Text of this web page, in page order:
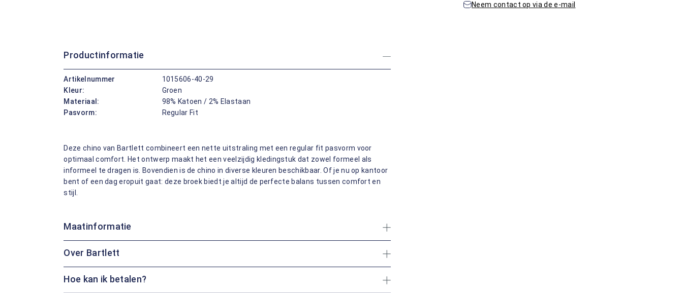
Neem contact op via de e-mail
Productinformatie
Artikelnummer
1015606-40-29
Kleur:
Groen
Materiaal:
98% Katoen / 2% Elastaan
Pasvorm:
Regular Fit
Deze chino van Bartlett combineert een nette uitstraling met een regular fit pasvorm voor
optimaal comfort. Het ontwerp maakt het een veelzijdig kledingstuk dat zowel formeel als
informeel te dragen is. Bovendien is de chino in diverse kleuren beschikbaar. Of je nu op kantoor
bent of een dag eropuit gaat: deze broek biedt je altijd de perfecte balans tussen comfort en
stijl.
Maatinformatie
Over Bartlett
Hoe kan ik betalen?